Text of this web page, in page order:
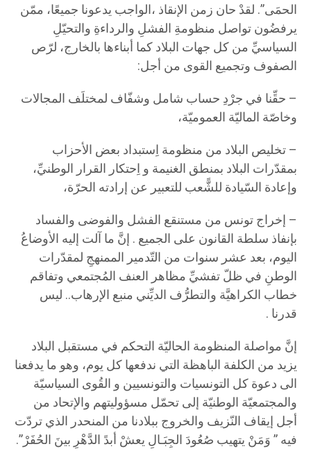
الحمَى”. لقدْ حان زمن الإنقاذ ،الواجب يدعونا جميعًا، ممّن
يرفضُون تواصل منظومةِ الفشلِ والرداءةِ والتحيّلِ
السياسيِّ من كل جهات البلاد كما أبناءها بالخارج، لرّص
الصفوف وتجميع القوى من أجل:
– حقِّنا في جرْدِ حساب شامل وشفّاف لمختلَف المجالات
وخاصّة الماليّة العموميّة،
– تخليص البلاد من منظومة اِستبداد بعض الأحزاب
بمقدّرات البلاد بمنطق الغنيمة و اِحتكار القرار الوطنيِّ،
وإعادة السّيادة للشًّعب للتعبير عن إرادته الحرّة،
– إخراج تونس من مستنقع الفشل والفوضى والفساد
بإنفاذ سلطة القانون على الجميع . إنَّ ما آلت إليه الأوضاعُ
اليوم، بعد عشر سنوات من التّدمير الممنهجِ لمقدّرات
الوطنِ في ظلّ تفشيِّ مظاهر العنف المُجتمعي وتفاقم
خطاب الكراهيَّة والتطرُّف الديِّني منبع الإرهاب.. ليس
قدرنا .
إنَّ مواصلة المنظومة الحاليّة التحكم في مستقبل البلاد
يزيد من الكلفة الباهظة التي ندفعها كل يوم، وهو ما يدفعنا
الى دعوة كل التونسيات والتونسيين و القُوى السياسيّة
والمجتمعيّة الوطنيّة إلى تحمّل مسؤوليتهم والإتحاد من
أجل إيقاف النّزيف والخروج ببلادنا من المنحدر الذي تردّت
فيه ” وَمَنْ يتهيب صُعُودَ الجِبَـالِ يعشْ أبدً الدَّهْرِ بينَ الحُفَرْ”.